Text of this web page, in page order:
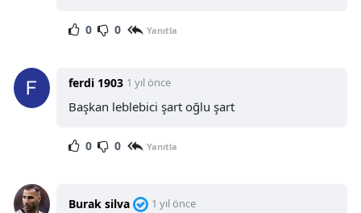
0 0 Yanıtla
ferdi 1903 1 yıl önce
Başkan leblebici şart oğlu şart
0 0 Yanıtla
Burak silva 1 yıl önce